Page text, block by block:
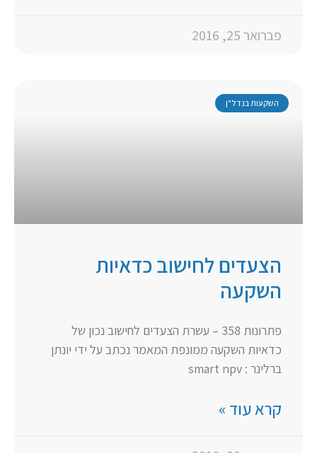
פברואר 25, 2016
השקעות בנדל"ן
הצעדים לחישוב כדאיות
השקעה
פתרונות 358 – עשרת הצעדים לחישוב נכון של
כדאיות השקעה ממונפת המאמר נכתב על ידי יונתן
ברלינר : smart npv
קרא עוד »